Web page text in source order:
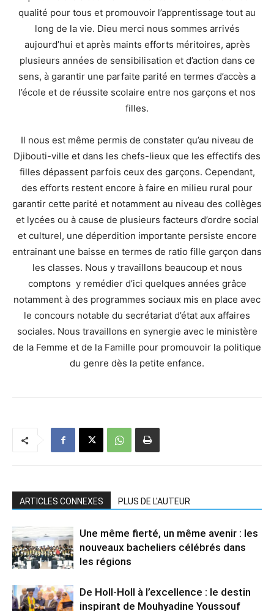
qualité pour tous et promouvoir l’apprentissage tout au
long de la vie. Dieu merci nous sommes arrivés
aujourd’hui et après maints efforts méritoires, après
plusieurs années de sensibilisation et d’action dans ce
sens, à garantir une parfaite parité en termes d’accès a
l’école et de réussite scolaire entre nos garçons et nos
filles.
Il nous est même permis de constater qu’au niveau de
Djibouti-ville et dans les chefs-lieux que les effectifs des
filles dépassent parfois ceux des garçons. Cependant,
des efforts restent encore à faire en milieu rural pour
garantir cette parité et notamment au niveau des collèges
et lycées ou à cause de plusieurs facteurs d’ordre social
et culturel, une déperdition importante persiste encore
entrainant une baisse en termes de ratio fille garçon dans
les classes. Nous y travaillons beaucoup et nous
comptons y remédier d’ici quelques années grâce
notamment à des programmes sociaux mis en place avec
le concours notable du secrétariat d’état aux affaires
sociales. Nous travaillons en synergie avec le ministère
de la Femme et de la Famille pour promouvoir la politique
du genre dès la petite enfance.
ARTICLES CONNEXES PLUS DE L'AUTEUR
Une même fierté, un même avenir : les
nouveaux bacheliers célébrés dans
les régions
De Holl-Holl à l’excellence : le destin
inspirant de Mouhyadine Youssouf